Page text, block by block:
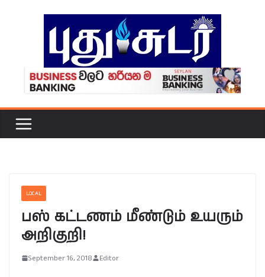
LOCAL
பஸ் கட்டணம் மீண்டும் உயரும்
அறிகுறி!
September 16, 2018 Editor